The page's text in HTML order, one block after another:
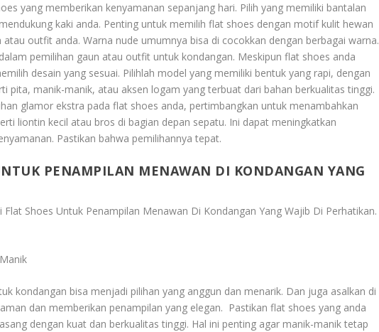
yang memberikan kenyamanan sepanjang hari. Pilih yang memiliki bantalan
kaki anda. Penting untuk memilih flat shoes dengan motif kulit hewan
outfit anda. Warna nude umumnya bisa di cocokkan dengan berbagai warna.
pemilihan gaun atau outfit untuk kondangan. Meskipun flat shoes anda
desain yang sesuai. Pilihlah model yang memiliki bentuk yang rapi, dengan
pita, manik-manik, atau aksen logam yang terbuat dari bahan berkualitas tinggi.
glamor ekstra pada flat shoes anda, pertimbangkan untuk menambahkan
liontin kecil atau bros di bagian depan sepatu. Ini dapat meningkatkan
Pastikan bahwa pemilihannya tepat.
PENAMPILAN MENAWAN DI KONDANGAN YANG
Flat Shoes Untuk Penampilan Menawan Di Kondangan Yang Wajib Di Perhatikan.
kondangan bisa menjadi pilihan yang anggun dan menarik. Dan juga asalkan di
dan memberikan penampilan yang elegan. Pastikan flat shoes yang anda
dengan kuat dan berkualitas tinggi. Hal ini penting agar manik-manik tetap